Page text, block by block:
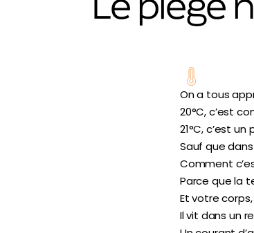
On a tous
20°C, c’est
21°C, c’est un
Sauf que
Comment
Parce que la
Et votre
Il vit dans un